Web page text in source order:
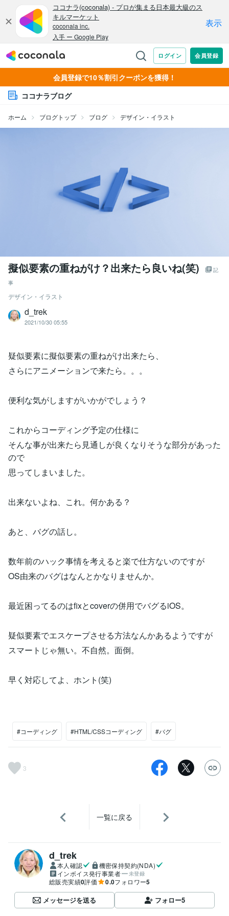
会員登録で10％割引クーポンを獲得！
ココナラブログ
ホーム ブログトップ ブログ デザイン・イラスト
擬似要素の重ねがけ？出来たら良いね(笑)
記
事
デザイン・イラスト
d_trek
2021/10/30 05:55
疑似要素に擬似要素の重ねがけ出来たら、
さらにアニメーションで来たら。。。
便利な気がしますがいかがでしょう？
これからコーディング予定の仕様に
そんな事が出来たら見通しが良くなりそうな部分があった
ので
思ってしまいました。
出来ないよね、これ。何かある？
あと、バグの話し。
数年前のハック事情を考えると楽で仕方ないのですが
OS由来のバグはなんとかなりませんか。
最近困ってるのはfixとcoverの併用でバグるiOS。
疑似要素でエスケープさせる方法なんかあるようですが
スマートじゃ無い。不自然。面倒。
早く対応してよ、ホント(笑)
#コーディング #HTML/CSSコーディング #バグ
3
一覧に戻る
d_trek
本人確認
機密保持契約(NDA)
インボイス発行事業者
未登録
総販売実績0評価 0.0フォロワー5
メッセージを送る フォロー5